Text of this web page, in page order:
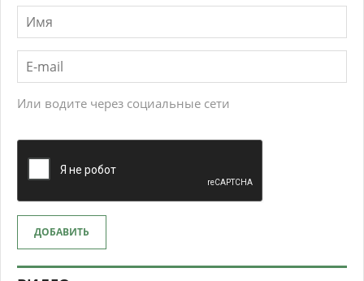
Или водите через социальные сети
ДОБАВИТЬ